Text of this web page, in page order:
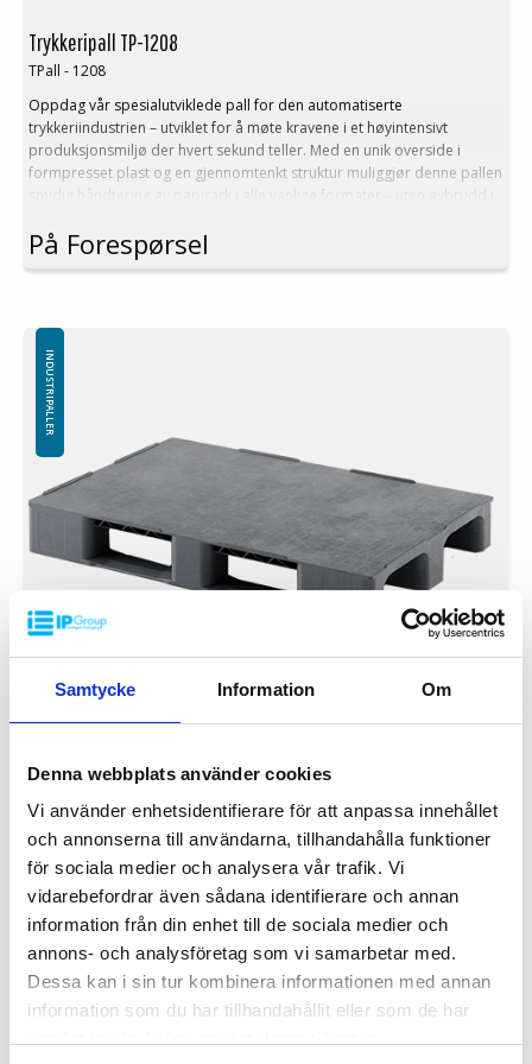
Samtycke Information Om
Denna webbplats använder cookies
Vi använder enhetsidentifierare för att anpassa innehållet
och annonserna till användarna, tillhandahålla funktioner
för sociala medier och analysera vår trafik. Vi
vidarebefordrar även sådana identifierare och annan
information från din enhet till de sociala medier och
annons- och analysföretag som vi samarbetar med.
Dessa kan i sin tur kombinera informationen med annan
information som du har tillhandahållit eller som de har
Trykkeripall TP-1208
TPall - 1208
Oppdag vår spesialutviklede pall for den automatiserte
trykkeriindustrien – utviklet for å møte kravene i et høyintensivt
produksjonsmiljø der hvert sekund teller. Med en unik overside i
formpresset plast og en gjennomtenkt struktur muliggjør denne pallen
smidig håndtering av papirark i alle vanlige formater – uten avbrudd i
Fordeler:
Stabil europall med fastmontert, formpresset topplate
Utstyrt med sveisede meier for friksjonsfri drift i automatiserte
systemer
Ytre mål: 1200 x 800 mm
Høyde: 175 mm
Vekt: 20 kg
3 sveisede meier
Dynamisk belastning: 1000 kg
Statisk belastning: 7500 kg
Materiale: PE
Temperaturbestandighet: -30 °C til +40 °C
Logistikk: 14 stk/pallplass (120 x 80 x 240 cm)
På Forespørsel
Plastpall UP-C 1200x800x150 mm
Høyde: 150 mm
Vekt: 13 kg
Dynamisk belastning: 1500 kg
Statisk belastning: 3000 kg
Materiale: Resirkulert PP
Standard farge: Mørkegrå
Logistikk: 16 stk/pallplasser (120x80x240 cm)
Spesialfarger kan anskaffes ved større volum
INDUSTRIPALLER
650 Nkr/ stk